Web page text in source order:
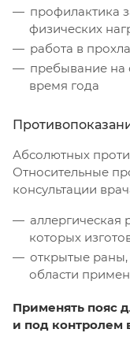
профилактика
физических
работа в
пребывание на
время года
Абсолютных
Относительные
консультации
аллергическая
которых
открытые
области
Применять пояс
и под контролем